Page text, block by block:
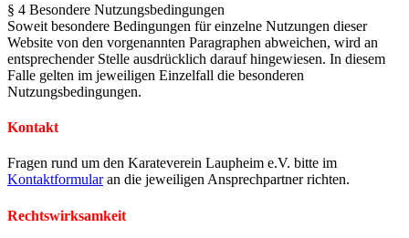
§ 4 Besondere Nutzungsbedingungen
Soweit besondere Bedingungen für einzelne Nutzungen dieser
Website von den vorgenannten Paragraphen abweichen, wird an
entsprechender Stelle ausdrücklich darauf hingewiesen. In diesem
Falle gelten im jeweiligen Einzelfall die besonderen
Nutzungsbedingungen.
Kontakt
Fragen rund um den Karateverein Laupheim e.V. bitte im
Kontaktformularan die jeweiligen Ansprechpartner richten.
Rechtswirksamkeit